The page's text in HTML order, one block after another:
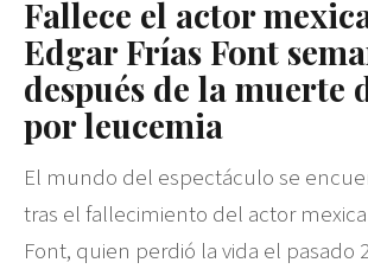
Fallece el actor
Edgar Frías Font
después de la muerte
por leucemia
El mundo del espectáculo se
tras el fallecimiento del actor
Font, quien perdió la vida el pasado